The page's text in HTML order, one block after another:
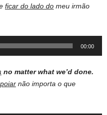
ficar do lado do meu irmão
00:00
no matterwhat we’d done.
não importa o que